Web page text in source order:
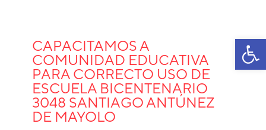
CAPACITAMOS A
COMUNIDAD EDUCATIVA
PARA CORRECTO USO DE
ESCUELA BICENTENARIO
3048 SANTIAGO ANTÚNEZ
DE MAYOLO